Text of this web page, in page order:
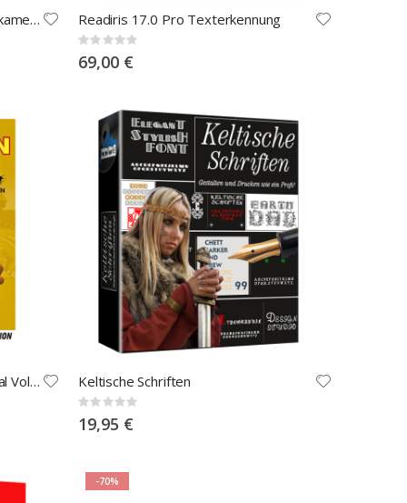
Mobile Mini-HD-Überwachungskamera mit Bewegungssensor Readiris 17.0 Pro Texterkennung
Rating:
0%
69,00 €
Moorhuhn Complete – 23 original Vollversionen Keltische Schriften
Rating:
0%
19,95 €
-70%